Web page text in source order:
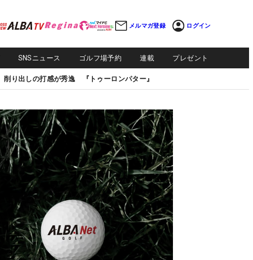
メルマガ登録 ログイン
SNSニュース ゴルフ場予約 連載 プレゼント
削り出しの打感が秀逸 『トゥーロンパター』